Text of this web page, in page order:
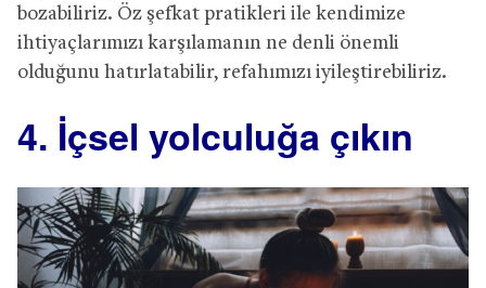
bozabiliriz. Öz şefkat pratikleri ile kendimize
ihtiyaçlarımızı karşılamanın ne denli önemli
olduğunu hatırlatabilir, refahımızı iyileştirebiliriz.
4. İçsel yolculuğa çıkın